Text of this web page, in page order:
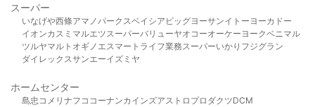
スーパー
いなげや西條アマノパークスベイシア ビッグヨーサンイトーヨーカドー
イオンカスミ マルエツスーパーバリューヤオコーオーケー ヨークベニマル
ツルヤマルト オギノ エスマート ライフ業務スーパーいかり フジグラン
ダイレックスサンエーイズミヤ
ホームセンター
島忠 コメリ ナフコ コーナンカインズアストロプロダクツDCM